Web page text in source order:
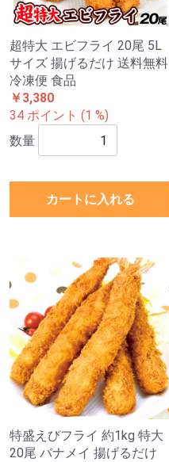
超特大 エビフライ 20尾 5L
サイズ 揚げるだけ 送料無料
冷凍便 食品
￥3,380
34 ポイント (1 %)
数量
カートに入れる
特盛えびフライ 約1kg 特大
20尾 バナメイ 揚げるだけ